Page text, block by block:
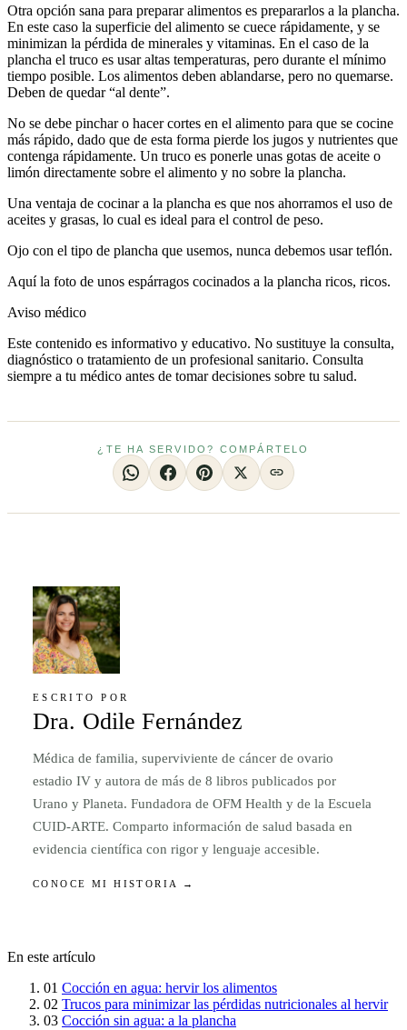
Otra opción sana para preparar alimentos es prepararlos a la plancha.
En este caso la superficie del alimento se cuece rápidamente, y se
minimizan la pérdida de minerales y vitaminas. En el caso de la
plancha el truco es usar altas temperaturas, pero durante el mínimo
tiempo posible. Los alimentos deben ablandarse, pero no quemarse.
Deben de quedar “al dente”.
No se debe pinchar o hacer cortes en el alimento para que se cocine
más rápido, dado que de esta forma pierde los jugos y nutrientes que
contenga rápidamente. Un truco es ponerle unas gotas de aceite o
limón directamente sobre el alimento y no sobre la plancha.
Una ventaja de cocinar a la plancha es que nos ahorramos el uso de
aceites y grasas, lo cual es ideal para el control de peso.
Ojo con el tipo de plancha que usemos, nunca debemos usar teflón.
Aquí la foto de unos espárragos cocinados a la plancha ricos, ricos.
Aviso médico
Este contenido es informativo y educativo. No sustituye la consulta,
diagnóstico o tratamiento de un profesional sanitario. Consulta
siempre a tu médico antes de tomar decisiones sobre tu salud.
¿TE HA SERVIDO? COMPÁRTELO
ESCRITO POR
Dra. Odile Fernández
Médica de familia, superviviente de cáncer de ovario
estadio IV y autora de más de 8 libros publicados por
Urano y Planeta. Fundadora de OFM Health y de la Escuela
CUID-ARTE. Comparto información de salud basada en
evidencia científica con rigor y lenguaje accesible.
CONOCE MI HISTORIA →
En este artículo
01 Cocción en agua: hervir los alimentos
02 Trucos para minimizar las pérdidas nutricionales al hervir
03 Cocción sin agua: a la plancha